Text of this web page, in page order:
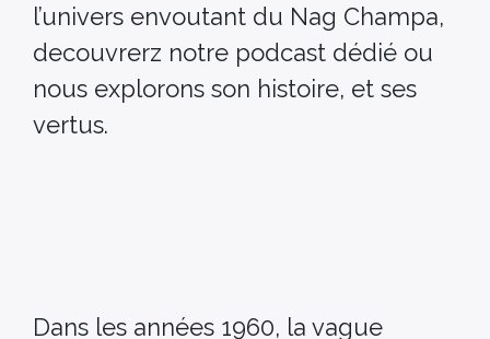
l’univers envoutant du Nag Champa,
decouvrerz notre podcast dédié ou
nous explorons son histoire, et ses
vertus.
Dans les années 1960, la vague